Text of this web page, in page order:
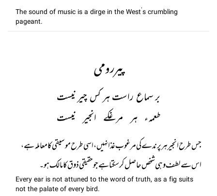
The sound of music is a dirge in the West’s crumbling
pageant.
پیررومی
بر سماع راست ہر کس چیر نیست
طعمہء ہر مرغکے انجیر نیست
جس طرح انجیر ہر پرندے کی مرغوب غذا نہیں، اسی طرح موسیقی کا معاملہ ہے،
اس سے لطف وہی شخص حاصل کر سکتا ہے جو حقیقی ذوق کا مالک ہو۔
Every ear is not attuned to the word of truth, as a fig suits
not the palate of every bird.